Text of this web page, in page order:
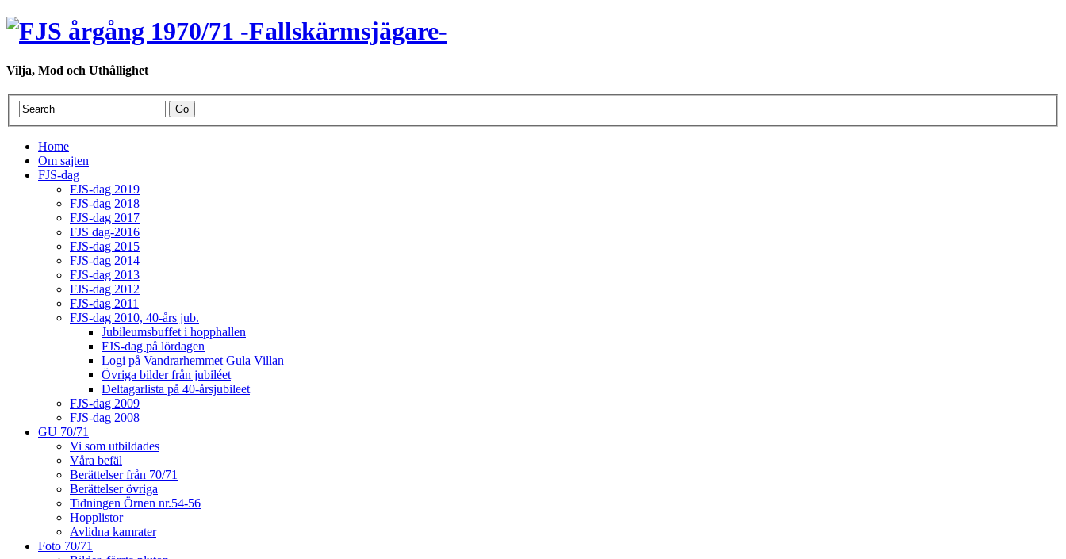
Vilja, Mod och Uthållighet
Home
Om sajten
FJS-dag
FJS-dag 2019
FJS-dag 2018
FJS-dag 2017
FJS dag-2016
FJS-dag 2015
FJS-dag 2014
FJS-dag 2013
FJS-dag 2012
FJS-dag 2011
FJS-dag 2010, 40-års jub.
Jubileumsbuffet i hopphallen
FJS-dag på lördagen
Logi på Vandrarhemmet Gula Villan
Övriga bilder från jubiléet
Deltagarlista på 40-årsjubileet
FJS-dag 2009
FJS-dag 2008
GU 70/71
Vi som utbildades
Våra befäl
Berättelser från 70/71
Berättelser övriga
Tidningen Örnen nr.54-56
Hopplistor
Avlidna kamrater
Foto 70/71